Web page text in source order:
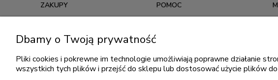
ZAKUPY
Informacje o leasingu
Koszt dostawy
POMOC
Regulamin zakupów
Dbamy o Twoją prywatność
Pliki cookies i pokrewne im technologie umożliwiają poprawne działanie
wszystkich tych plików i przejść do sklepu lub dostosować użycie plików